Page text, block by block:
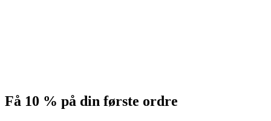
Få 10 % på din første ordre